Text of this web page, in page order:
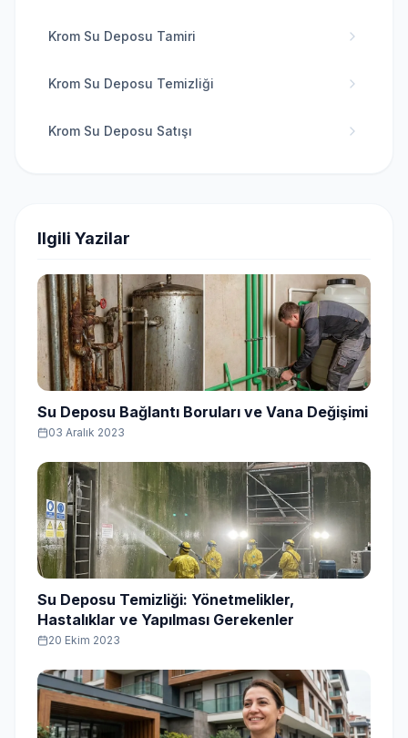
Krom Su Deposu Tamiri
Krom Su Deposu Temizliği
Krom Su Deposu Satışı
Ilgili Yazilar
Su Deposu Bağlantı Boruları ve Vana Değişimi
03 Aralık 2023
Su Deposu Temizliği: Yönetmelikler,
Hastalıklar ve Yapılması Gerekenler
20 Ekim 2023